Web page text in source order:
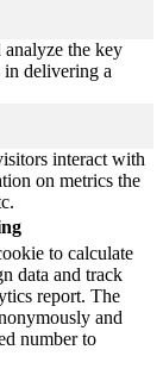
analyze the key
in delivering a
interact with
on metrics the
to calculate
data and track
report. The
and
number to